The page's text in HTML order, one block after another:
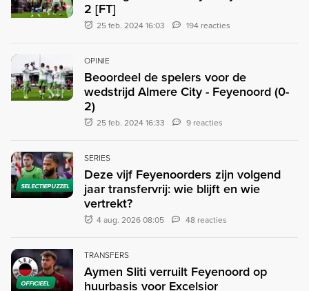
2 [FT]
25 feb. 2024 16:03 194 reacties
OPINIE
Beoordeel de spelers voor de
wedstrijd Almere City - Feyenoord (0-
2)
25 feb. 2024 16:33 9 reacties
SELECTIEPUZZEL
SERIES
Deze vijf Feyenoorders zijn volgend
jaar transfervrij: wie blijft en wie
vertrekt?
4 aug. 2026 08:05 48 reacties
OFFICIEEL
TRANSFERS
Aymen Sliti verruilt Feyenoord op
huurbasis voor Excelsior